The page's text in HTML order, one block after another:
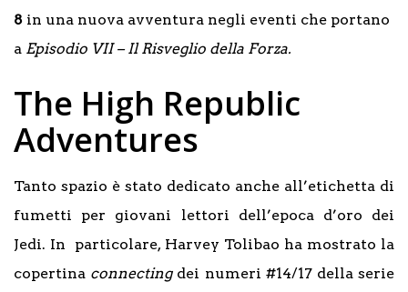
8 in una nuova avventura negli eventi che portano
a Episodio VII – Il Risveglio della Forza.
The High Republic
Adventures
Tanto spazio è stato dedicato anche all’etichetta di
fumetti per giovani lettori dell’epoca d’oro dei
Jedi. In particolare, Harvey Tolibao ha mostrato la
copertina connectingdei numeri #14/17 della serie